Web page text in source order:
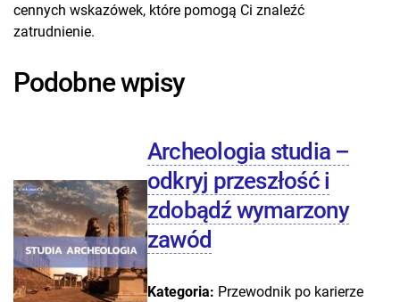
cennych wskazówek, które pomogą Ci znaleźć
zatrudnienie.
Podobne wpisy
Archeologia studia –
odkryj przeszłość i
zdobądź wymarzony
zawód
Kategoria: Przewodnik po karierze